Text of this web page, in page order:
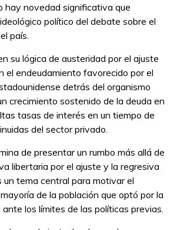
hay novedad significativa que
político del debate sobre el
país.
su lógica de austeridad por el ajuste
el endeudamiento favorecido por el
detrás del organismo
crecimiento sostenido de la deuda en
tasas de interés en un tiempo de
del sector privado.
de presentar un rumbo más allá de
libertaria por el ajuste y la regresiva
un tema central para motivar el
de la población que optó por la
los límites de las políticas previas.